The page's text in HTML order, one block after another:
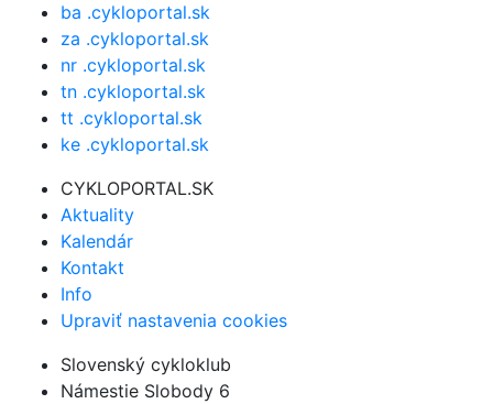
ba .cykloportal.sk
za .cykloportal.sk
nr .cykloportal.sk
tn .cykloportal.sk
tt .cykloportal.sk
ke .cykloportal.sk
CYKLOPORTAL.SK
Aktuality
Kalendár
Kontakt
Info
Upraviť nastavenia cookies
Slovenský cykloklub
Námestie Slobody 6